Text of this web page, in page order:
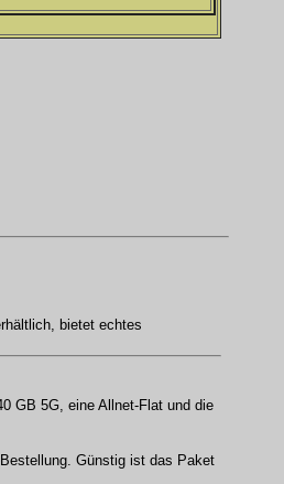
bietet echtes
GB 5G, eine Allnet-Flat und die
Günstig ist das Paket